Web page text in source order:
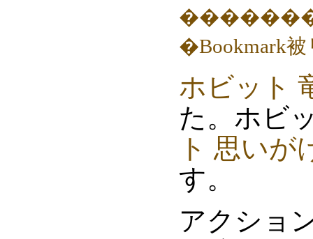
ホビット
た。ホビ
ト 思いが
す。
アクショ